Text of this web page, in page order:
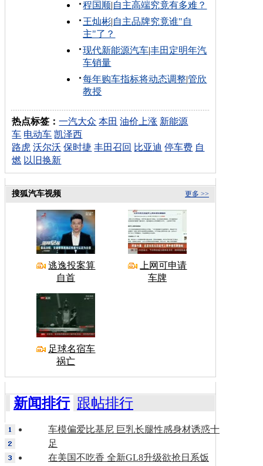
程国顺|自主高端究竟有多难？
王灿彬|自主品牌究竟谁"自
主"了？
现代新能源汽车|丰田定明年汽
车销量
每年购车指标将动态调整|管欣
教授
热点标签：一汽大众 本田 油价上涨 新能源
车 电动车 凯泽西
路虎 沃尔沃 保时捷 丰田召回 比亚迪 停车费 自
燃 以旧换新
更多 >>
搜狐汽车视频
逃逸投案算
自首
上网可申请
车牌
足球名宿车
祸亡
新闻排行 跟帖排行
车模偏爱比基尼 巨乳长腿性感身材诱惑十
足
在美国不吃香 全新GL8升级欲抢日系饭